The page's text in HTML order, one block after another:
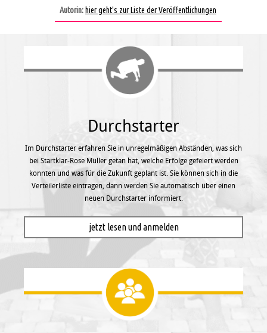
Autorin: hier geht's zur Liste der Veröffentlichungen
Durchstarter
Im Durchstarter erfahren Sie in unregel­mäßigen Abständen, was sich
bei Startklar-Rose Müller getan hat, welche Erfolge gefeiert werden
konnten und was für die Zukunft geplant ist. Sie können sich in die
Verteilerliste eintragen, dann werden Sie automatisch über einen
neuen Durchstarter informiert.
jetzt lesen und anmelden